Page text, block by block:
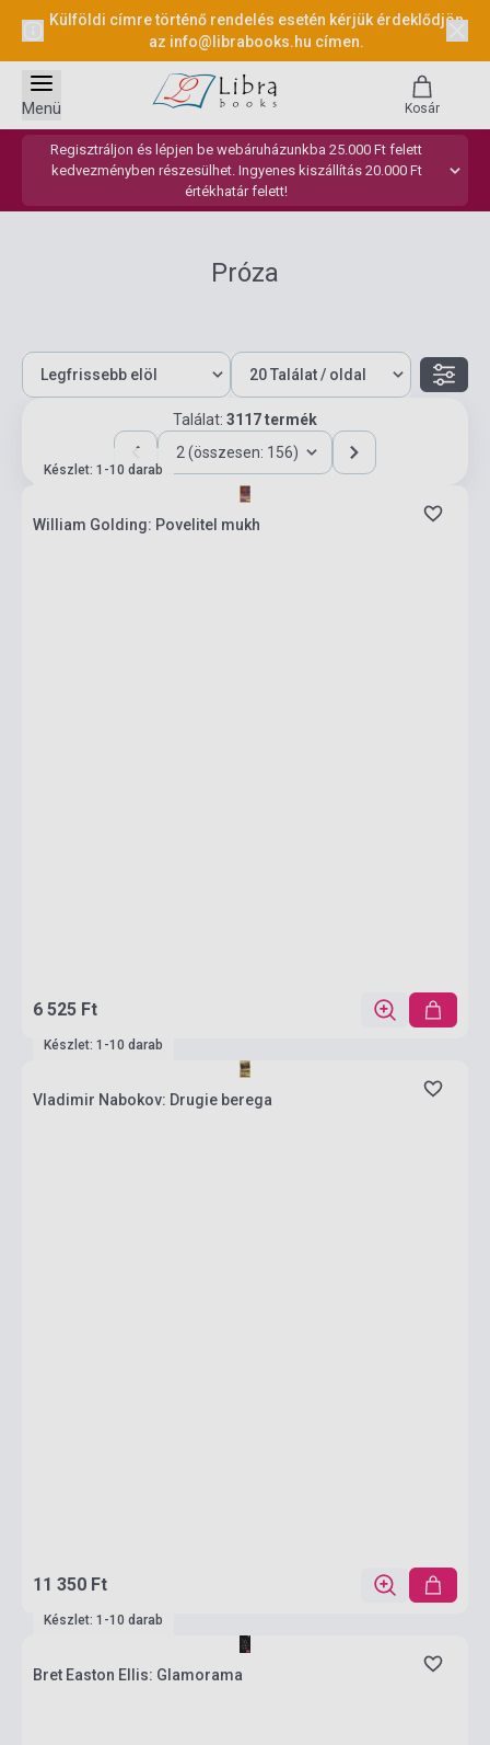
Külföldi címre történő rendelés esetén kérjük érdeklődjön
az info@librabooks.hu címen.
Regisztráljon és lépjen be webáruházunkba 25.000 Ft felett
kedvezményben részesülhet. Ingyenes kiszállítás 20.000 Ft
értékhatár felett!
Menü Kosár
Próza
Találat: 3117 termék
2 (összesen: 156)
Készlet: 1-10 darab
William Golding: Povelitel mukh
6 525 Ft
Készlet: 1-10 darab
Vladimir Nabokov: Drugie berega
11 350 Ft
Készlet: 1-10 darab
Bret Easton Ellis: Glamorama